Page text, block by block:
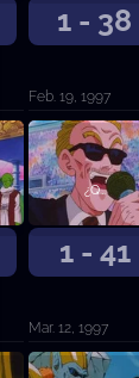
1 - 38
Feb. 19, 1997
1 - 41
¿Quién será el sucesor de Satán?
Mar. 12, 1997